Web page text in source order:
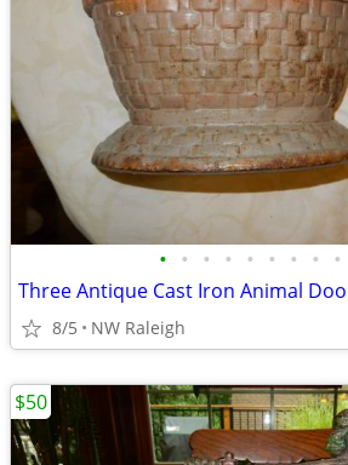
• • • • • • • • •
Three Antique Cast Iron Animal
8/5 NW Raleigh
$50